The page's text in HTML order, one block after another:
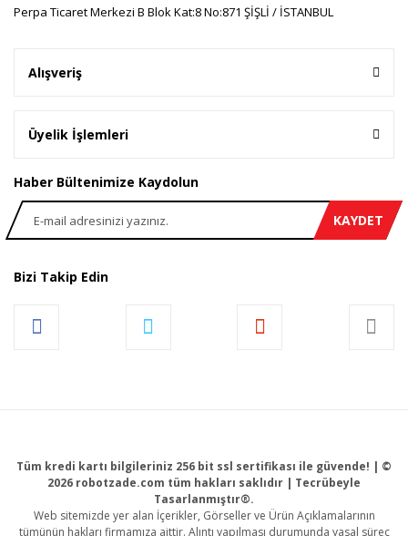
Perpa Ticaret Merkezi B Blok Kat:8 No:871 ŞİŞLİ / İSTANBUL
Alışveriş
Üyelik İşlemleri
Haber Bültenimize Kaydolun
KAYDET
Bizi Takip Edin
Tüm kredi kartı bilgileriniz 256 bit ssl sertifikası ile güvende! | ©
2026 robotzade.com tüm hakları saklıdır | Tecrübeyle
Tasarlanmıştır®.
Web sitemizde yer alan İçerikler, Görseller ve Ürün Açıklamalarının
tümünün hakları firmamıza aittir. Alıntı yapılması durumunda yasal süreç